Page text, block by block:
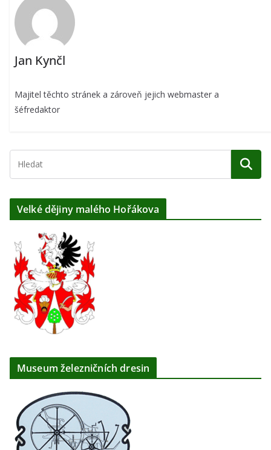
Jan Kynčl
Majitel těchto stránek a zároveň jejich webmaster a
šéfredaktor
Velké dějiny malého Hořákova
Museum železničních dresin